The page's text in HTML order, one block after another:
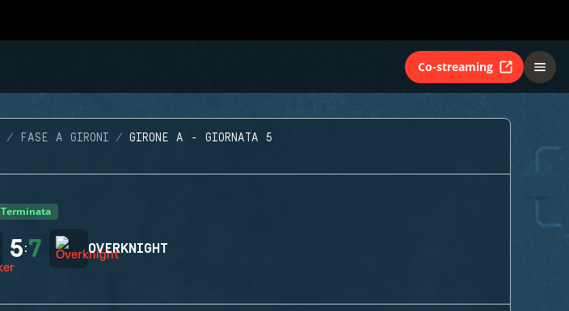
Co-streaming
FASE A GIRONI GIRONE A - GIORNATA 5
Terminata
5:7 OVERKNIGHT